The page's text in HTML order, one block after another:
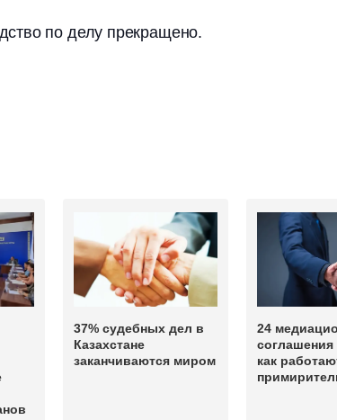
по делу прекращено.
37% судебных дел в
Казахстане
заканчиваются миром
24
соглашения
как